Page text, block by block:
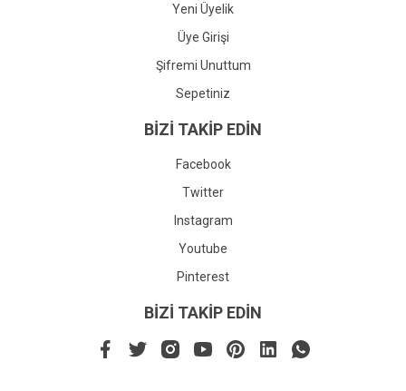
Yeni Üyelik
Üye Girişi
Şifremi Unuttum
Sepetiniz
BİZİ TAKİP EDİN
Facebook
Twitter
Instagram
Youtube
Pinterest
BİZİ TAKİP EDİN